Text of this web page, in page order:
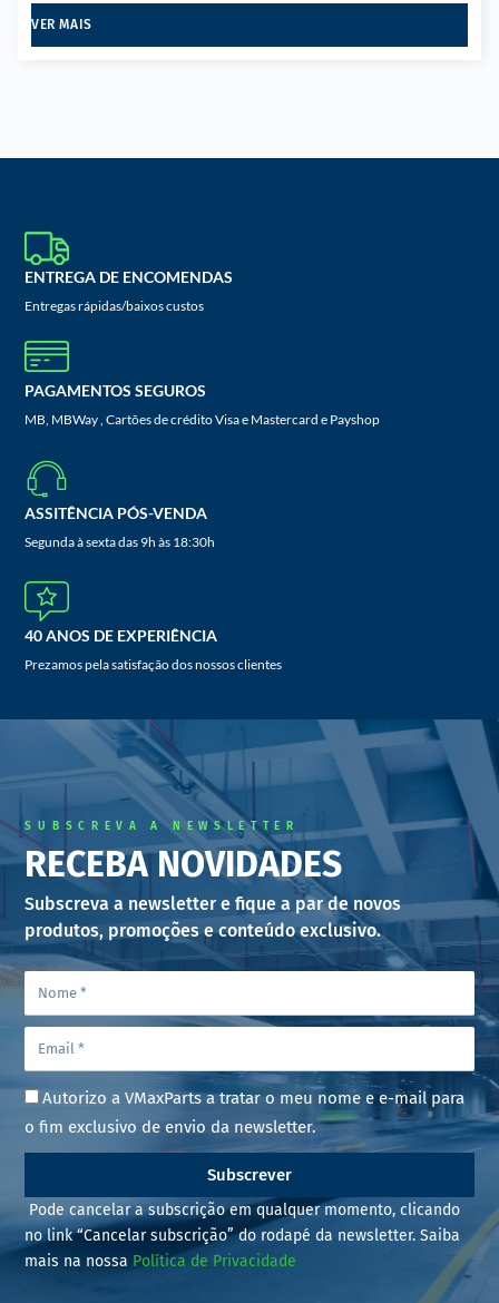
VER MAIS
ENTREGA DE ENCOMENDAS
Entregas rápidas/baixos custos
PAGAMENTOS SEGUROS
MB, MBWay , Cartões de crédito Visa e Mastercard e Payshop
ASSITÊNCIA PÓS-VENDA
Segunda à sexta das 9h às 18:30h
40 ANOS DE EXPERIÊNCIA
Prezamos pela satisfação dos nossos clientes
SUBSCREVA A NEWSLETTER
RECEBA NOVIDADES
Subscreva a newsletter e fique a par de novos
produtos, promoções e conteúdo exclusivo.
Autorizo a VMaxParts a tratar o meu nome e e-mail para
o fim exclusivo de envio da newsletter.
Subscrever
Pode cancelar a subscrição em qualquer momento, clicando
no link “Cancelar subscrição” do rodapé da newsletter. Saiba
mais na nossa Política de Privacidade